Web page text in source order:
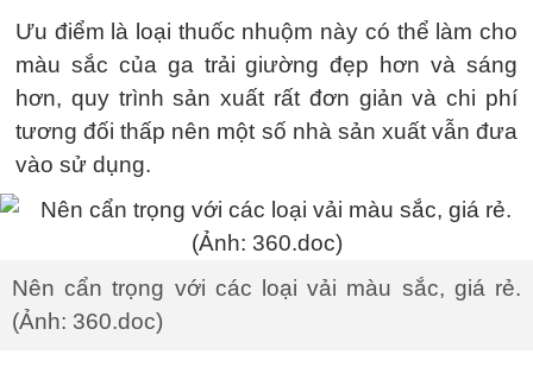
Ưu điểm là loại thuốc nhuộm này có thể làm cho
màu sắc của ga trải giường đẹp hơn và sáng
hơn, quy trình sản xuất rất đơn giản và chi phí
tương đối thấp nên một số nhà sản xuất vẫn đưa
vào sử dụng.
Nên cẩn trọng với các loại vải màu sắc, giá rẻ.
(Ảnh: 360.doc)